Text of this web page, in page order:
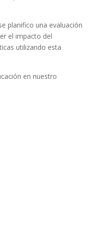
planifico una evaluación
el impacto del
utilizando esta
en nuestro